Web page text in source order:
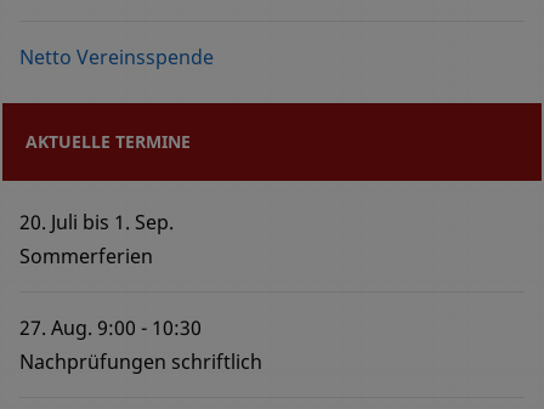
Netto Vereinsspende
AKTUELLE TERMINE
20. Juli bis 1. Sep.
Sommerferien
27. Aug. 9:00
10:30
Nachprüfungen schriftlich